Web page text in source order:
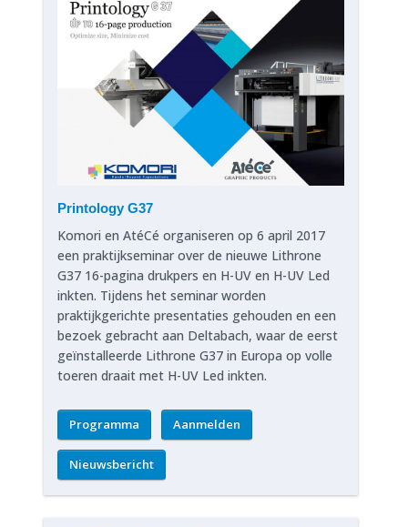
Printology G37
Komori en AtéCé organiseren op 6 april 2017
een praktijkseminar over de nieuwe Lithrone
G37 16-pagina drukpers en H-UV en H-UV Led
inkten. Tijdens het seminar worden
praktijkgerichte presentaties gehouden en een
bezoek gebracht aan Deltabach, waar de eerst
geïnstalleerde Lithrone G37 in Europa op volle
toeren draait met H-UV Led inkten.
Programma Aanmelden
Nieuwsbericht